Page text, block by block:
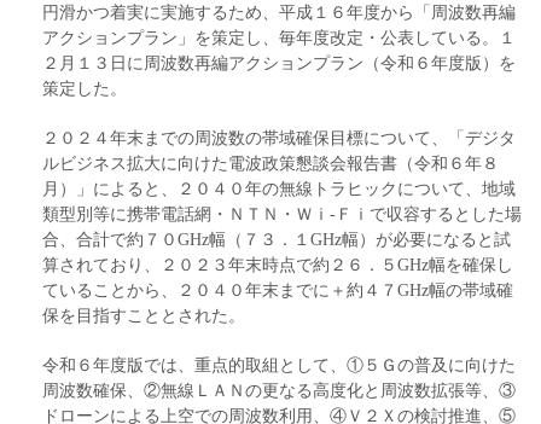
円滑かつ着実に実施するため、平成１６年度から「周波数再編
アクションプラン」を策定し、毎年度改定・公表している。１
２月１３日に周波数再編アクションプラン（令和６年度版）を
策定した。
２０２４年末までの周波数の帯域確保目標について、「デジタ
ルビジネス拡大に向けた電波政策懇談会報告書（令和６年８
月）」によると、２０４０年の無線トラヒックについて、地域
類型別等に携帯電話網・ＮＴＮ・Ｗｉ‐Ｆｉで収容するとした場
合、合計で約７０GHz幅（７３．１GHz幅）が必要になると試
算されており、２０２３年末時点で約２６．５GHz幅を確保し
ていることから、２０４０年末までに＋約４７GHz幅の帯域確
保を目指すこととされた。
令和６年度版では、重点的取組として、①５Ｇの普及に向けた
周波数確保、②無線ＬＡＮの更なる高度化と周波数拡張等、③
ドローンによる上空での周波数利用、④Ｖ２Ｘの検討推進、⑤